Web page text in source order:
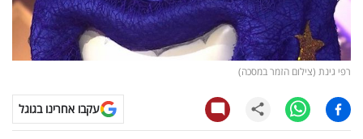
קריפטו
ויראלי
עסקי
רפי גינת (צילום הזמר במסכה)
עקבו אחרינו בגוגל